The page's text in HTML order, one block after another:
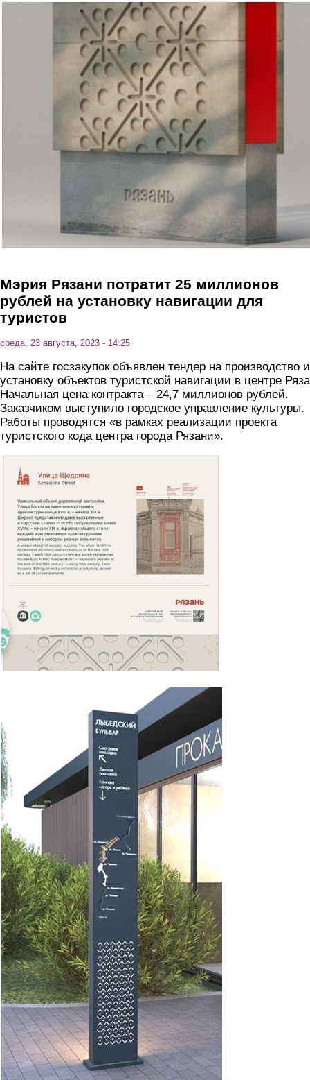
Перейти к основному содержанию
Мэрия Рязани потратит 25 миллионов
рублей на установку навигации для
туристов
среда, 23 августа, 2023 - 14:25
На сайте госзакупок объявлен тендер на производство и
установку объектов туристской навигации в центре
Начальная цена контракта – 24,7 миллионов рублей.
Заказчиком выступило городское управление культуры.
Работы проводятся «в рамках реализации проекта
туристского кода центра города Рязани».